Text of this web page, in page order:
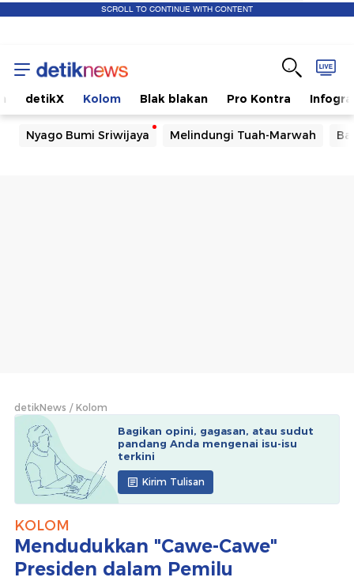
SCROLL TO CONTINUE WITH CONTENT
detikX Kolom Blak blakan Pro Kontra
Nyago Bumi Sriwijaya Melindungi Tuah-Marwah
detikNews Kolom
Bagikan opini, gagasan, atau sudut
pandang Anda mengenai isu-isu
terkini
Kirim Tulisan
KOLOM
Mendudukkan "Cawe-Cawe"
Presiden dalam Pemilu